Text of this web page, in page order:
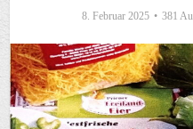
8. Februar 2025 381